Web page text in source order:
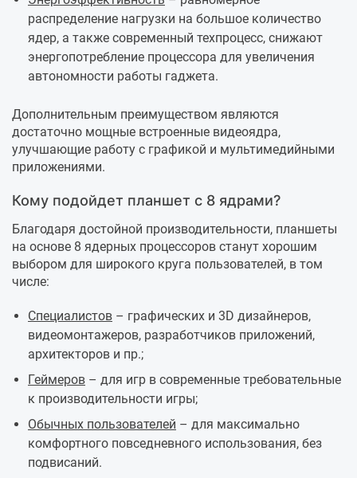
распределение нагрузки на большое количество
ядер, а также современный техпроцесс, снижают
энергопотребление процессора для увеличения
автономности работы гаджета.
Дополнительным преимуществом являются
достаточно мощные встроенные видеоядра,
улучшающие работу с графикой и мультимедийными
приложениями.
Кому подойдет планшет с 8 ядрами?
Благодаря достойной производительности, планшеты
на основе 8 ядерных процессоров станут хорошим
выбором для широкого круга пользователей, в том
числе:
Специалистов – графических и 3D дизайнеров,
видеомонтажеров, разработчиков приложений,
архитекторов и пр.;
Геймеров – для игр в современные требовательные
к производительности игры;
Обычных пользователей – для максимально
комфортного повседневного использования, без
подвисаний.